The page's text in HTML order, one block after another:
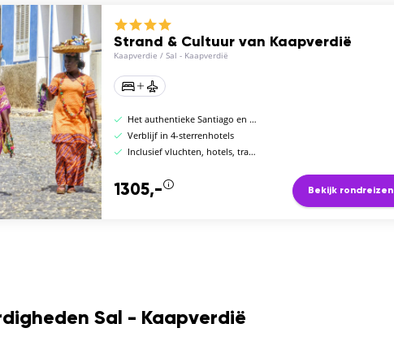
Strand & Cultuur van Kaapverdië
Kaapverdie / Sal - Kaapverdië
Het authentieke Santiago en het zonnige Sal
Verblijf in 4-sterrenhotels
Inclusief vluchten, hotels, transfers en ontbijt
1305,- Bekijk rondreizen
Sal - Kaapverdië